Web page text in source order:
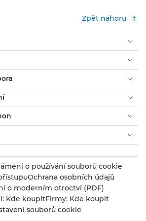
Zpět nahoru
o používání souborů cookie
Ochrana osobních údajů
o moderním otroctví (PDF)
Kde koupitFirmy: Kde koupit
souborů cookie